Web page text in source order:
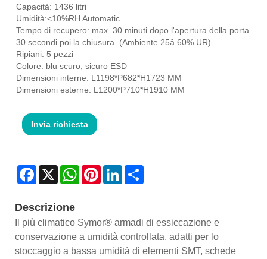
Capacità: 1436 litri
Umidità:<10%RH Automatic
Tempo di recupero: max. 30 minuti dopo l'apertura della porta
30 secondi poi la chiusura. (Ambiente 25â 60% UR)
Ripiani: 5 pezzi
Colore: blu scuro, sicuro ESD
Dimensioni interne: L1198*P682*H1723 MM
Dimensioni esterne: L1200*P710*H1910 MM
Invia richiesta
Facebook
X WhatsAppPinterestLinkedIn
Descrizione
Il più climatico Symor® armadi di essiccazione e
conservazione a umidità controllata, adatti per lo
stoccaggio a bassa umidità di elementi SMT, schede